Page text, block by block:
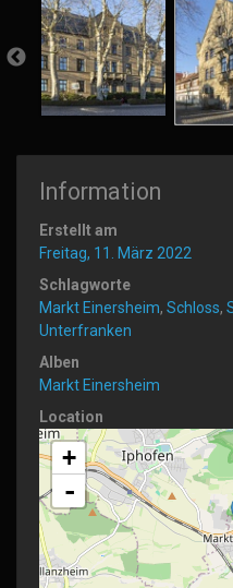
Information
Erstellt am
Freitag, 11. März 2022
Schlagworte
Markt Einersheim, Schloss,
Unterfranken
Alben
Markt Einersheim
Location
+
-